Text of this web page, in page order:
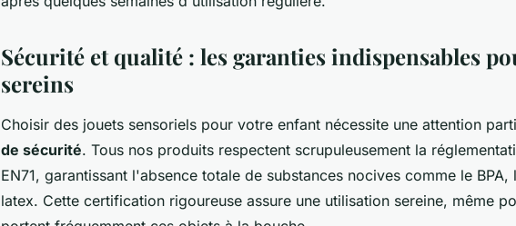
Sécurité et qualité : les garanties indispensables
sereins
Choisir des jouets sensoriels pour votre enfant nécessite une attention
de sécurité. Tous nos produits respectent scrupuleusement la
EN71, garantissant l'absence totale de substances nocives comme le BPA,
latex. Cette certification rigoureuse assure une utilisation sereine, même